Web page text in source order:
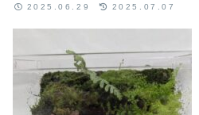
2025.06.29 2025.07.07